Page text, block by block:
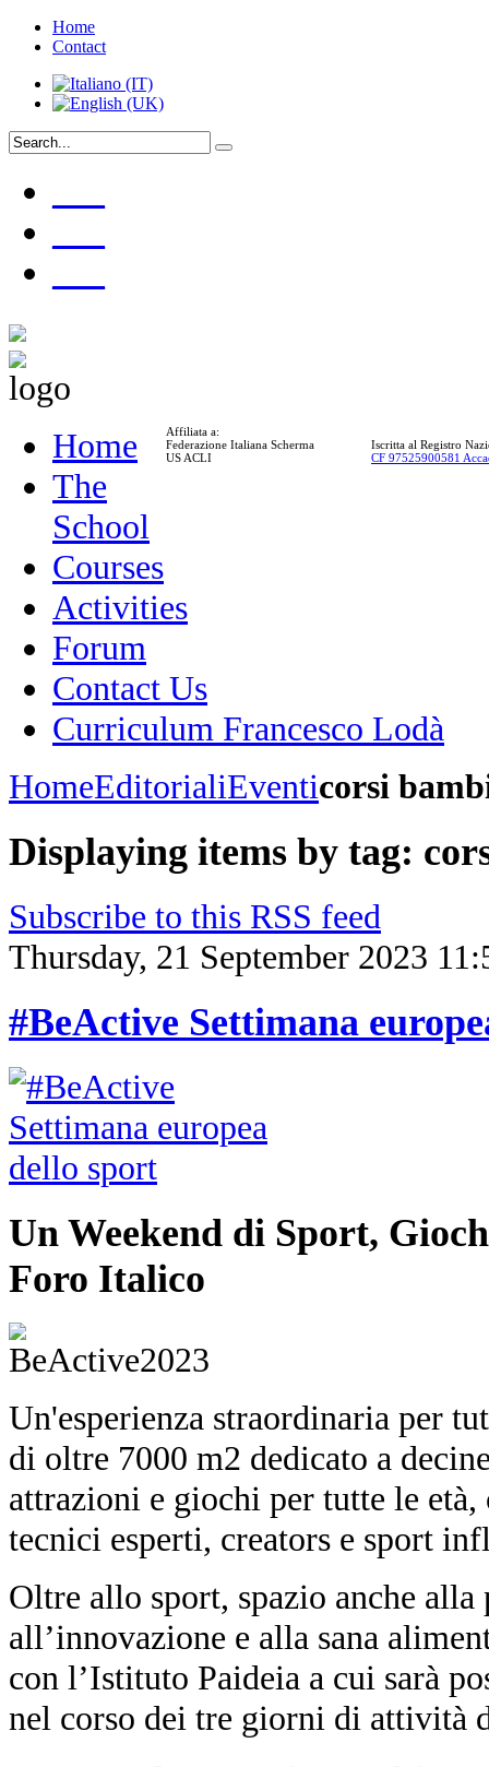
Home
Contact
Affiliata a:
Federazione Italiana Scherma
US ACLI
Iscritta al Registro
CF 97525900581
Home
The
School
Courses
Activities
Forum
Contact Us
Curriculum Francesco Lodà
HomeEditorialiEventicorsi
Displaying items by tag:
Subscribe to this RSS feed
Thursday, 21 September 2023
#BeActive Settimana
Un Weekend di Sport,
Foro Italico
Un'esperienza straordinaria per
di oltre 7000 m2 dedicato a
attrazioni e giochi per tutte le
tecnici esperti, creators e sport
Oltre allo sport, spazio anche
all’innovazione e alla sana
con l’Istituto Paideia a cui sarà
nel corso dei tre giorni di attività